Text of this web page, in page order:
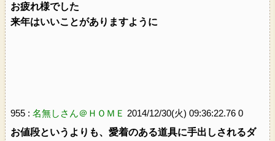
お疲れ様でした
来年はいいことがありますように
955 : 名無しさん＠ＨＯＭＥ 2014/12/30(火) 09:36:22.76 0
お値段というよりも、愛着のある道具に手出しされるダ